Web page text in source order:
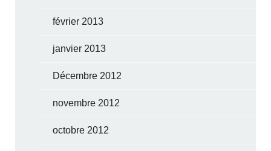
février 2013
janvier 2013
Décembre 2012
novembre 2012
octobre 2012